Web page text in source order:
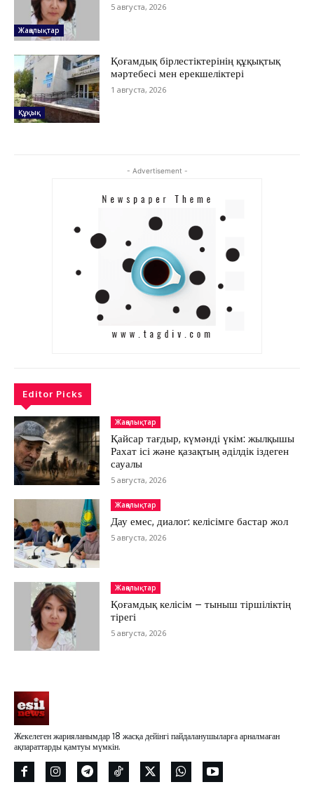
АРНАЙЫ ЖОБА
ӘЛЕУМЕТ
ШЕЖІРЕ
ТЫЛСЫМ
ФОТО ДӘЙЕК
Жаңалықтар
5 августа, 2026
Құқық
Қоғамдық бірлестіктерінің құқықтық
мәртебесі мен ерекшеліктері
1 августа, 2026
- Advertisement -
Editor Picks
Жаңалықтар
Қайсар тағдыр, күмәнді үкім: жылқышы
Рахат ісі және қазақтың әділдік іздеген
сауалы
5 августа, 2026
Жаңалықтар
Дау емес, диалог: келісімге бастар жол
5 августа, 2026
Жаңалықтар
Қоғамдық келісім – тыныш тіршіліктің
тірегі
5 августа, 2026
Жекелеген жарияланымдар 18 жасқа дейінгі пайдаланушыларға арналмаған
ақпараттарды қамтуы мүмкін.